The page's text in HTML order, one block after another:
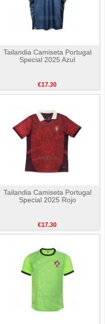
Tailandia Camiseta Portugal
Special 2025 Azul
€17.30
Tailandia Camiseta Portugal
Special 2025 Rojo
€17.30